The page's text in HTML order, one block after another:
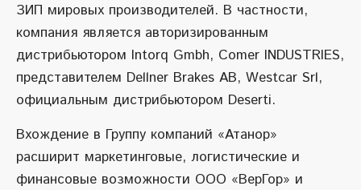
ЗИП мировых производителей. В частности,
компания является авторизированным
дистрибьютором Intorq Gmbh, Comer INDUSTRIES,
представителем Dellner Brakes AB, Westcar Srl,
официальным дистрибьютором Deserti.
Вхождение в Группу компаний «Атанор»
расширит маркетинговые, логистические и
финансовые возможности ООО «ВерГор» и